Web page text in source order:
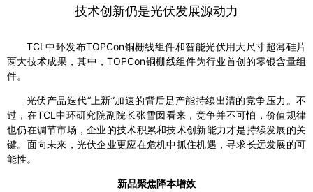
技术创新仍是光伏发展源动力
TCL中环发布TOPCon铜栅线组件和智能光伏用大尺寸超薄硅片
两大技术成果，其中，TOPCon铜栅线组件为行业首创的零银含量组
件。
光伏产品迭代“上新”加速的背后是产能持续出清的竞争压力。不
过，在TCL中环研究院副院长张雪囡看来，竞争并不可怕，价值规律
也仍在调节市场，企业的技术积累和技术创新能力才是持续发展的关
键。面向未来，光伏企业更应在危机中抓住机遇，寻求长远发展的可
能性。
新品聚焦降本增效